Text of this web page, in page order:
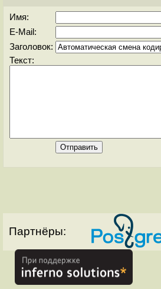
Имя:
E-Mail:
Заголовок:
Текст:
Партнёры: